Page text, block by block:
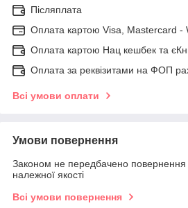
Післяплата
Оплата картою Visa, Mastercard -
Оплата картою Нац кешбек та
Оплата за реквізитами на ФОП
Всі умови оплати
Умови повернення
Законом не передбачено повернення
належної якості
Всі умови повернення